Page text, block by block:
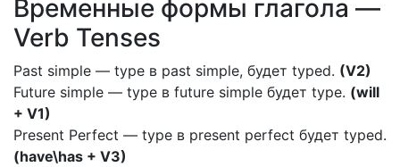
Временные формы глагола —
Verb Tenses
Past simple — type в past simple, будет typed. (V2)
Future simple — type в future simple будет type. (will
+ V1)
Present Perfect — type в present perfect будет typed.
(have\has + V3)